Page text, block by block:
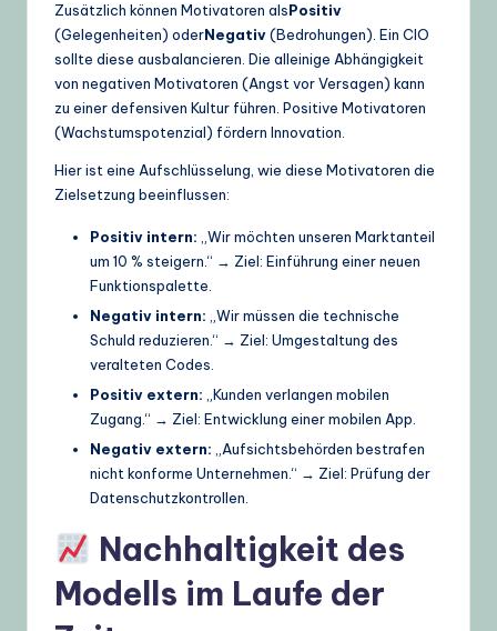
Zusätzlich können Motivatoren alsPositiv
(Gelegenheiten) oderNegativ(Bedrohungen). Ein CIO
sollte diese ausbalancieren. Die alleinige Abhängigkeit
von negativen Motivatoren (Angst vor Versagen) kann
zu einer defensiven Kultur führen. Positive Motivatoren
(Wachstumspotenzial) fördern Innovation.
Hier ist eine Aufschlüsselung, wie diese Motivatoren die
Zielsetzung beeinflussen:
Positiv intern: „Wir möchten unseren Marktanteil
um 10 % steigern.“ → Ziel: Einführung einer neuen
Funktionspalette.
Negativ intern: „Wir müssen die technische
Schuld reduzieren.“ → Ziel: Umgestaltung des
veralteten Codes.
Positiv extern: „Kunden verlangen mobilen
Zugang.“ → Ziel: Entwicklung einer mobilen App.
Negativ extern: „Aufsichtsbehörden bestrafen
nicht konforme Unternehmen.“ → Ziel: Prüfung der
Datenschutzkontrollen.
Nachhaltigkeit des
Modells im Laufe der